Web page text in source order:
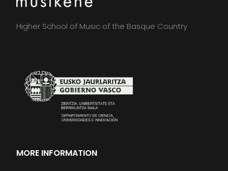
Higher School of Music of the Basque Country
MORE INFORMATION